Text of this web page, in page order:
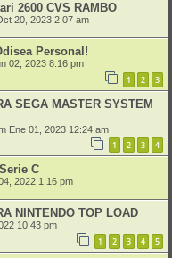
2600 CVS RAMBO
20, 2023 2:07 am
Personal!
02, 2023 8:16 pm
1 2 3
SEGA MASTER SYSTEM
Ene 01, 2023 12:24 am
1 2 3 4
C
2022 1:16 pm
NINTENDO TOP LOAD
10:43 pm
1 2 3 4 5